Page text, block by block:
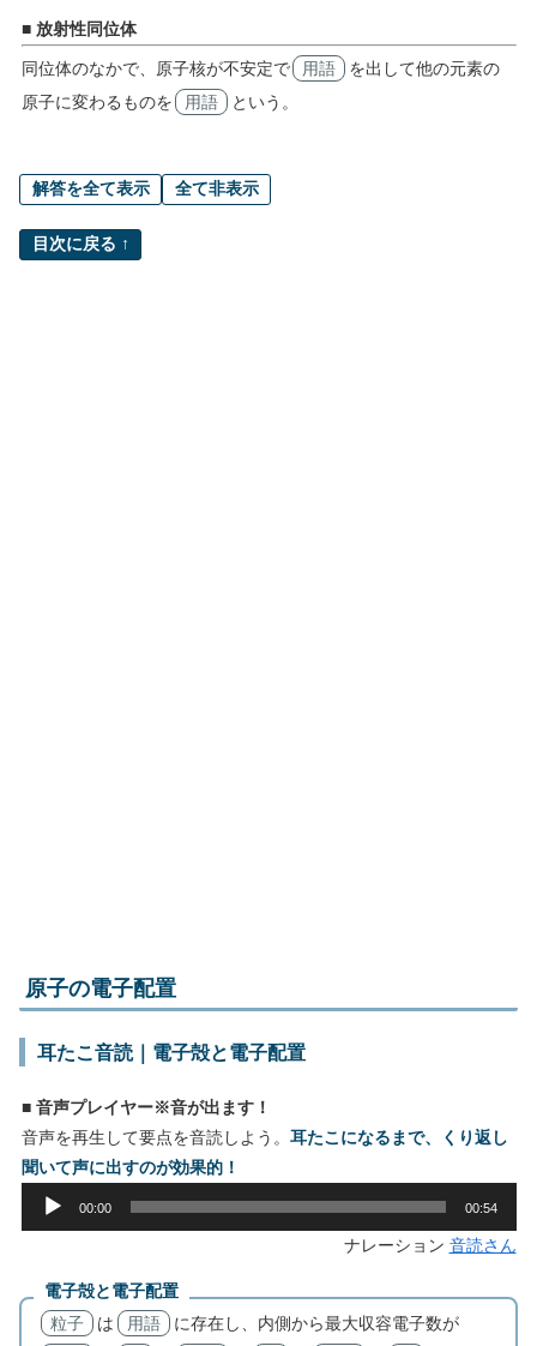
■ 放射性同位体
同位体のなかで、原子核が不安定で 用語
を出して他の元素の
原子に変わるものを
用語 という。
解答を全て表示 全て非表示
目次に戻る ↑
原子の電子配置
耳たこ音読｜電子殻と電子配置
■ 音声プレイヤー※音が出ます！
音声を再生して要点を音読しよう。 耳たこになるまで、くり返し
聞いて声に出すのが効果的！
声
00:00 00:54
ナレーション 音読さん
電子殻と電子配置
粒子
は 用語
に存在し、内側から最大収容電子数が